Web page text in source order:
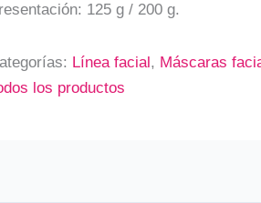
125 g / 200 g.
Línea facial, Máscaras
los productos